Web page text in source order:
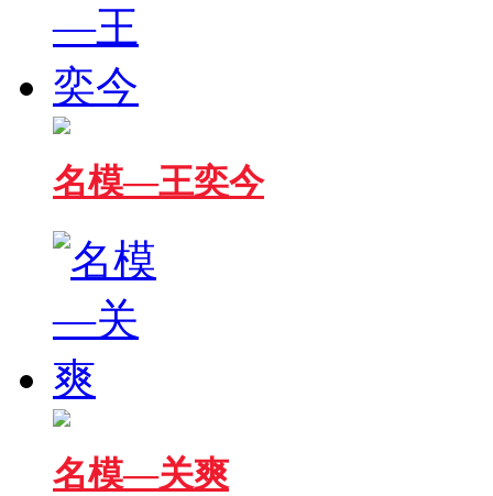
名模—王奕今
名模—关爽